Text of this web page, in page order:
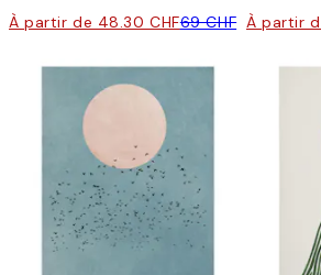
À partir de 48.30 CHF69 CHF À partir